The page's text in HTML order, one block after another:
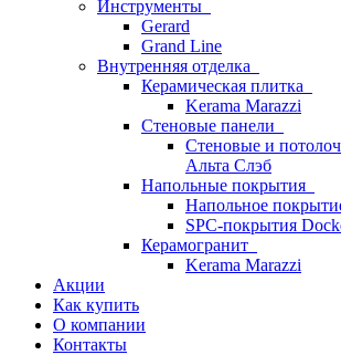
Инструменты
Gerard
Grand Line
Внутренняя отделка
Керамическая плитка
Kerama Marazzi
Стеновые панели
Стеновые и
Альта Слэб
Напольные покрытия
Напольное
SPC-покрытия
Керамогранит
Kerama Marazzi
Акции
Как купить
О компании
Контакты